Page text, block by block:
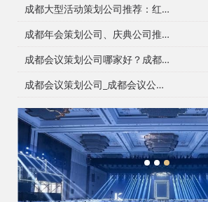
成都大型活动策划公司推荐：红星27年深耕，专业靠谱团队大
成都年会策划公司、庆典公司推荐：企业年会、周年庆典、颁奖典礼一站式承办，红星演艺与搭建团队专业靠谱
成都会议策划公司哪家好？成都会务公司、会议公司推荐：红星活动专业承办新闻发布会与招商会
成都会议策划公司_成都会议公司与成都年会策划公司专业执行团队
1 2 3